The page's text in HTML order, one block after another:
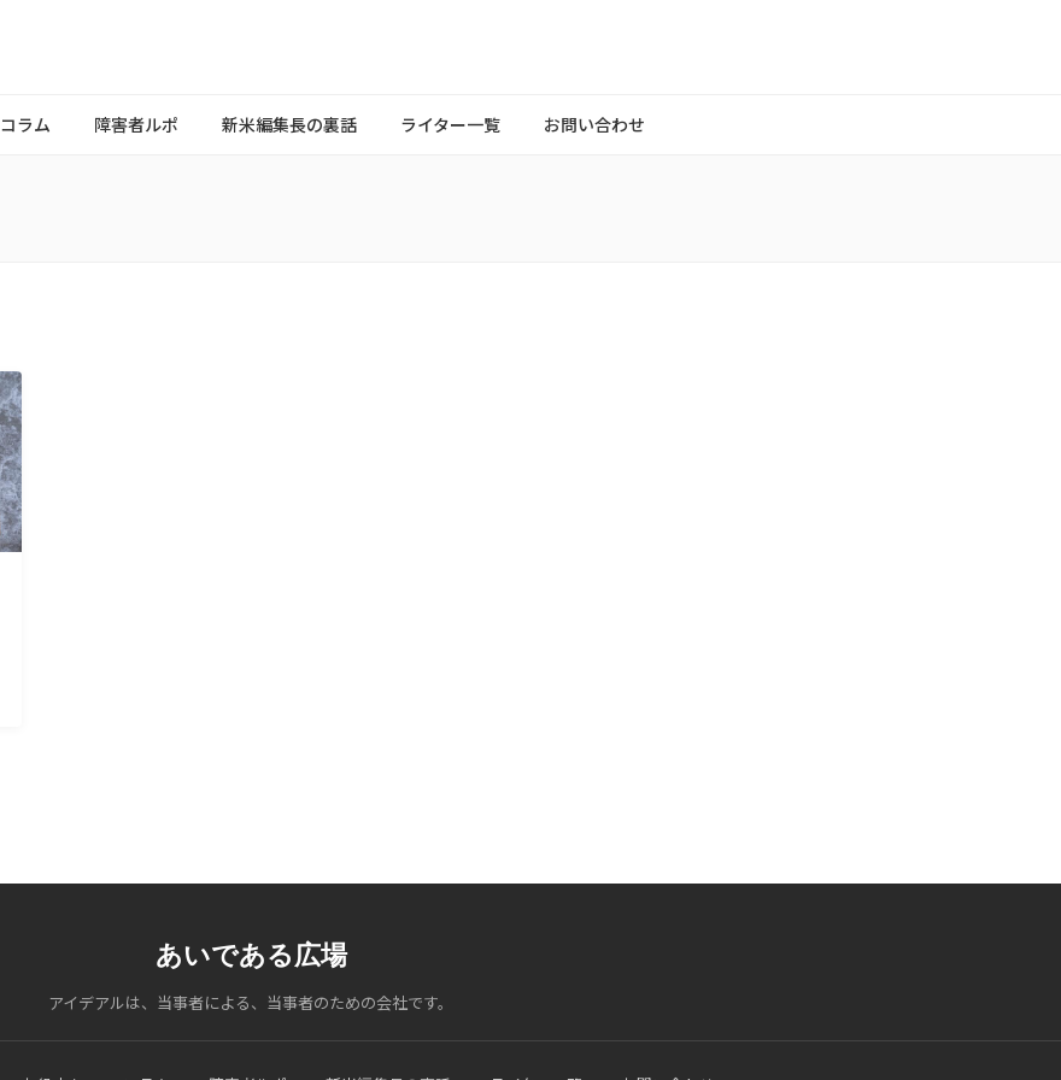
コラム 障害者ルポ 新米編集長の裏話 ライター一覧 お問い合わせ
あいである広場
アイデアルは、当事者による、当事者のための会社です。